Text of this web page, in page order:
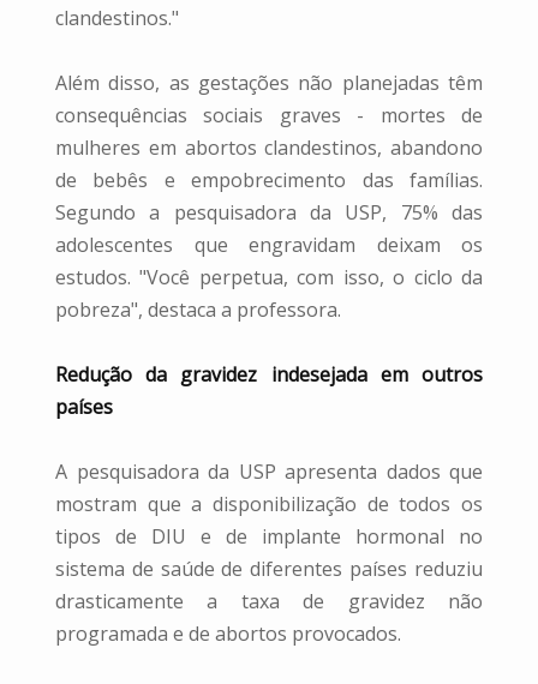
clandestinos."
Além disso, as gestações não planejadas têm
consequências sociais graves - mortes de
mulheres em abortos clandestinos, abandono
de bebês e empobrecimento das famílias.
Segundo a pesquisadora da USP, 75% das
adolescentes que engravidam deixam os
estudos. "Você perpetua, com isso, o ciclo da
pobreza", destaca a professora.
Redução da gravidez indesejada em outros
países
A pesquisadora da USP apresenta dados que
mostram que a disponibilização de todos os
tipos de DIU e de implante hormonal no
sistema de saúde de diferentes países reduziu
drasticamente a taxa de gravidez não
programada e de abortos provocados.